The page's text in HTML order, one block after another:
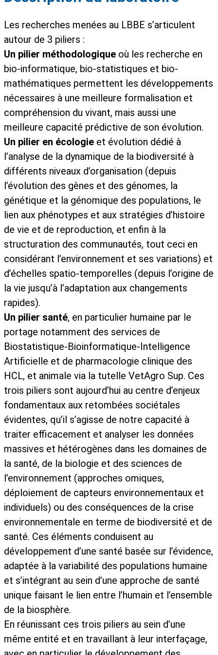
Les recherches menées au LBBE s’articulent
autour de 3 piliers :
Un pilier méthodologique où les recherche en
bio-informatique, bio-statistiques et bio-
mathématiques permettent les développements
nécessaires à une meilleure formalisation et
compréhension du vivant, mais aussi une
meilleure capacité prédictive de son évolution.
Un pilier en écologie et évolution dédié à
l’analyse de la dynamique de la biodiversité à
différents niveaux d’organisation (depuis
l’évolution des gènes et des génomes, la
génétique et la génomique des populations, le
lien aux phénotypes et aux stratégies d’histoire
de vie et de reproduction, et enfin à la
structuration des communautés, tout ceci en
considérant l’environnement et ses variations) et
d’échelles spatio-temporelles (depuis l’origine de
la vie jusqu’à l’adaptation aux changements
rapides).
Un pilier santé, en particulier humaine par le
portage notamment des services de
Biostatistique-Bioinformatique-Intelligence
Artificielle et de pharmacologie clinique des
HCL, et animale via la tutelle VetAgro Sup. Ces
trois piliers sont aujourd’hui au centre d’enjeux
fondamentaux aux retombées sociétales
évidentes, qu’il s’agisse de notre capacité à
traiter efficacement et analyser les données
massives et hétérogènes dans les domaines de
la santé, de la biologie et des sciences de
l’environnement (approches omiques,
déploiement de capteurs environnementaux et
individuels) ou des conséquences de la crise
environnementale en terme de biodiversité et de
santé. Ces éléments conduisent au
développement d’une santé basée sur l’évidence,
adaptée à la variabilité des populations humaine
et s’intégrant au sein d’une approche de santé
unique faisant le lien entre l’humain et l’ensemble
de la biosphère.
En réunissant ces trois piliers au sein d’une
même entité et en travaillant à leur interfaçage,